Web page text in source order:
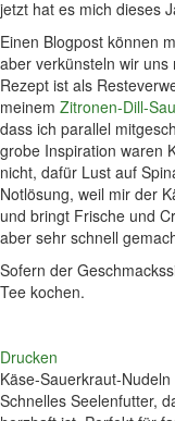
jetzt hat es mich dieses
Einen Blogpost können
aber verkünsteln wir
Rezept ist als
meinem Zitronen-Dill-
dass ich parallel
grobe Inspiration waren
nicht, dafür Lust auf
Notlösung, weil mir der
und bringt Frische und
aber sehr schnell
Sofern der
Tee kochen.
Drucken
Käse-Sauerkraut-
Schnelles Seelenfutter,